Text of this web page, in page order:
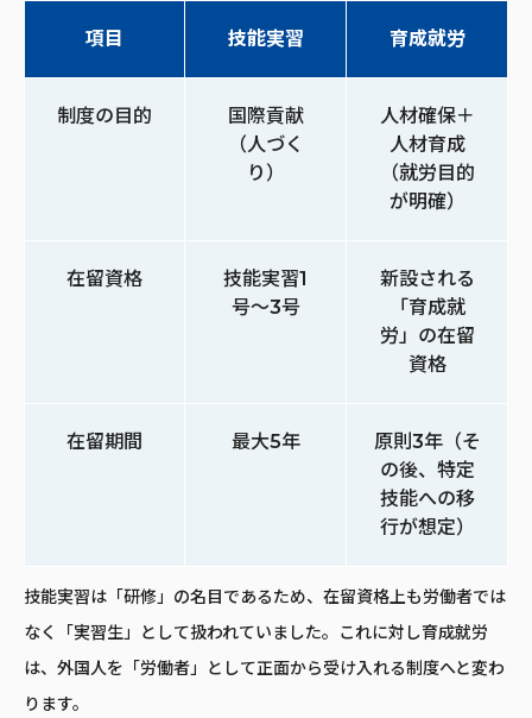
項目 技能実習 育成就労
制度の目的
国際貢献
（人づく
り）
人材確保＋
人材育成
（就労目的
が明確）
在留資格
技能実習1
号〜3号
新設される
「育成就
労」の在留
資格
在留期間 最大5年
原則3年（そ
の後、特定
技能への移
行が想定）
技能実習は「研修」の名目であるため、在留資格上も労働者では
なく「実習生」として扱われていました。これに対し育成就労
は、外国人を「労働者」として正面から受け入れる制度へと変わ
ります。